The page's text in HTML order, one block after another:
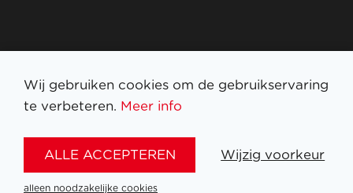
Inschrijven op nieuwsbrief
Wij gebruiken cookies om de gebruikservaring
te verbeteren. Meer info
ALLE ACCEPTEREN Wijzig voorkeur
alleen noodzakelijke cookies